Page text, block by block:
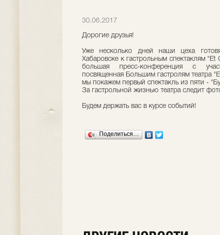
30.06.2017
Дорогие друзья!
Уже несколько дней наши цеха
Хабаровске к гастрольным спектаклям "Et
большая пресс-конференция с
посвященная Большим гастролям театра
мы покажем первый спектакль из пяти -
За гастрольной жизнью театра следит
Будем держать вас в курсе событий!
Поделиться…